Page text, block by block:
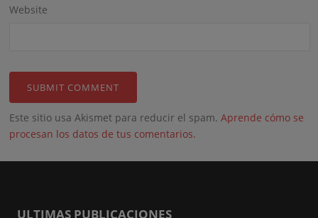
Website
Este sitio usa Akismet para reducir el spam.Aprende cómo se
procesan los datos de tus comentarios.
ULTIMAS PUBLICACIONES